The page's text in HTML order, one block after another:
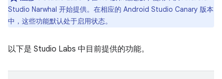
Studio Narwhal 开始提供。在相应的 Android Studio Canary 版本
中，这些功能默认处于启用状态。
以下是 Studio Labs 中目前提供的功能。